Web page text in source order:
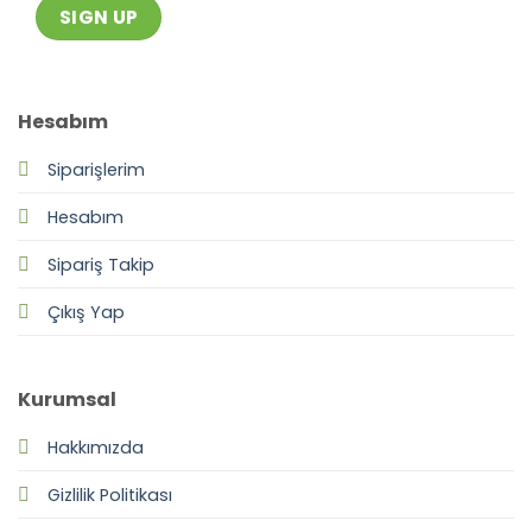
Hesabım
Siparişlerim
Hesabım
Sipariş Takip
Çıkış Yap
Kurumsal
Hakkımızda
Gizlilik Politikası